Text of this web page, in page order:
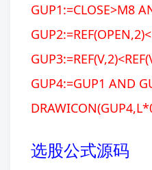
GUP1:=CLOSE>M8
GUP4:=GUP1 AND
选股公式源码